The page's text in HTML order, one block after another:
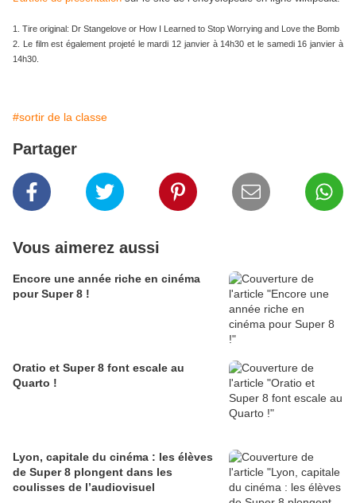
1. Tire original: Dr Stangelove or How I Learned to Stop Worrying and Love the Bomb
2. Le film est également projeté le mardi 12 janvier à 14h30 et le samedi 16 janvier à
14h30.
#sortir de la classe
Partager
Vous aimerez aussi
Encore une année riche en cinéma
pour Super 8 !
Oratio et Super 8 font escale au
Quarto !
Lyon, capitale du cinéma : les élèves
de Super 8 plongent dans les
coulisses de l’audiovisuel